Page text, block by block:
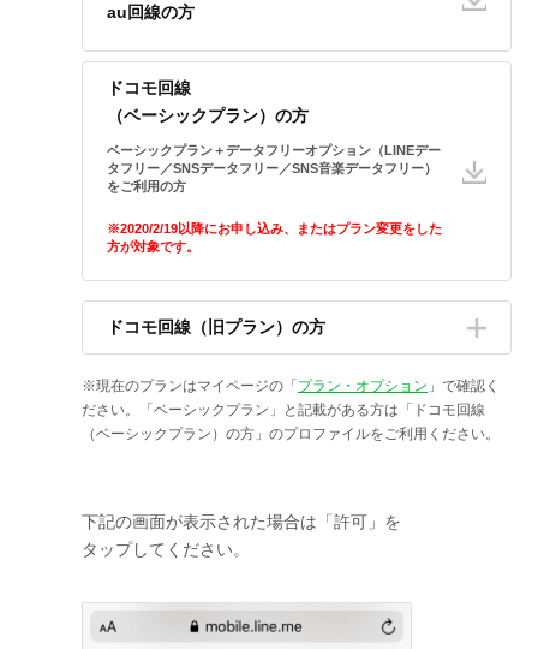
au回線の方
ドコモ回線
（ベーシックプラン）の方
ベーシックプラン＋データフリーオプション（LINEデー
タフリー／SNSデータフリー／SNS音楽データフリー）
をご利用の方
※2020/2/19以降にお申し込み、またはプラン変更をした
方が対象です。
ドコモ回線（旧プラン）の方
※現在のプランはマイページの「プラン・オプション 」で確認く
ださい。「ベーシックプラン」と記載がある方は「ドコモ回線
（ベーシックプラン）の方」のプロファイルをご利用ください。
下記の画面が表示された場合は「許可」を
タップしてください。